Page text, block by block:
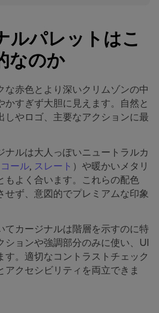
ルパレットはこ
なのか
な赤色とより深いクリムゾンの中
かすぎず大胆に見えます。自然と
しやロゴ、主要なアクションに最
ナルは大人っぽいニュートラルカ
ール, スレート ）や暖かいメタリ
もよく合います。これらの配色
せず、意図的でプレミアムな印象
てカージナルは階層を示すのに特
ションや強調部分のみに使い、UI
す。適切なコントラストチェック
アクセシビリティを両立できま